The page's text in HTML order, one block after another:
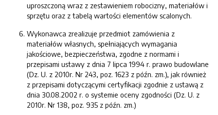
uproszczoną wraz z zestawieniem robocizny, materiałów i
sprzętu oraz z tabelą wartości elementów scalonych.
Wykonawca zrealizuje przedmiot zamówienia z
materiałów własnych, spełniających wymagania
jakościowe, bezpieczeństwa, zgodne z normami i
przepisami ustawy z dnia 7 lipca 1994 r. prawo budowlane
(Dz. U. z 2010r. Nr 243, poz. 1623 z późn. zm.), jak również
z przepisami dotyczącymi certyfikacji zgodnie z ustawą z
dnia 30.08.2002 r. o systemie oceny zgodności (Dz. U. z
2010r. Nr 138, poz. 935 z późn. zm.)